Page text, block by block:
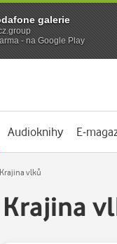
Audioknihy E-
Krajina vlků
Krajina
galerie
- na Google Play